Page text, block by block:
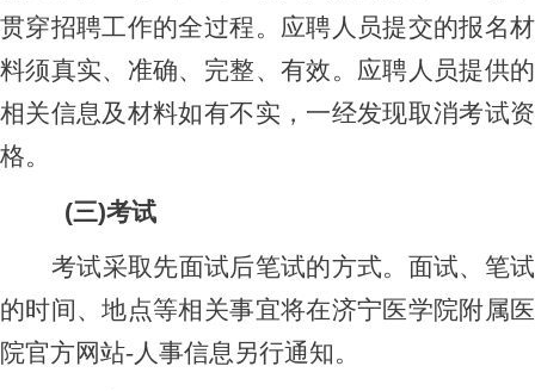
贯穿招聘工作的全过程。应聘人员提交的报名材
料须真实、准确、完整、有效。应聘人员提供的
相关信息及材料如有不实，一经发现取消考试资
格。
(三)考试
考试采取先面试后笔试的方式。面试、笔试
的时间、地点等相关事宜将在济宁医学院附属医
院官方网站-人事信息另行通知。